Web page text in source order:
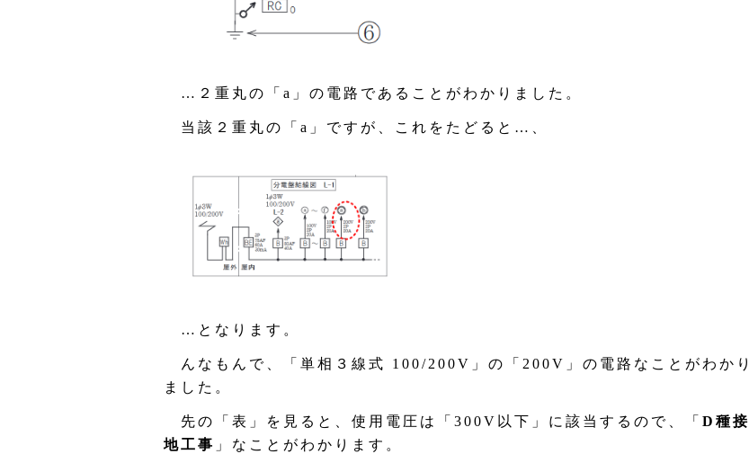
…２重丸の「a」の電路であることがわかりました。
当該２重丸の「a」ですが、これをたどると…、
…となります。
んなもんで、「単相３線式 100/200V」の「200V」の電路なことがわかり
ました。
先の「表」を見ると、使用電圧は「300V以下」に該当するので、「 D種接
地工事 」なことがわかります。